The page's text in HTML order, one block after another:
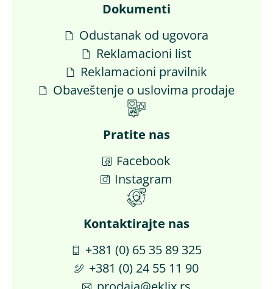
Dokumenti
Odustanak od ugovora
Reklamacioni list
Reklamacioni pravilnik
Obaveštenje o uslovima prodaje
Pratite nas
Facebook
Instagram
Kontaktirajte nas​
+381 (0) 65 35 89 325
+381 (0) 24 55 11 90